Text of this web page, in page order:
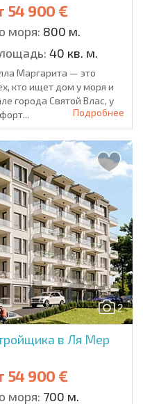
54 900 €
моря: 800 м.
40 кв. м.
Маргарита — это
кто ищет дом у моря и
города Святой Влас, у
Подробнее
2
в Ля Мер
54 900 €
моря: 700 м.